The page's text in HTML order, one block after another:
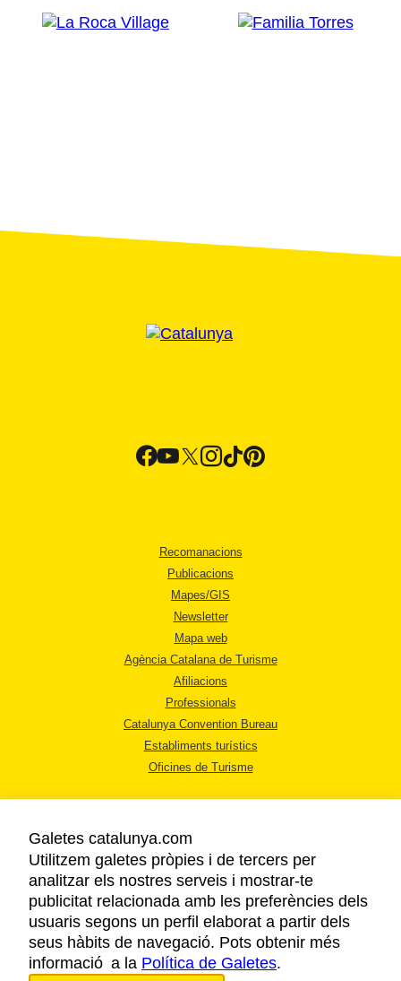
Recomanacions
Publicacions
Mapes/GIS
Newsletter
Mapa web
Agència Catalana de Turisme
Afiliacions
Professionals
Catalunya Convention Bureau
Establiments turístics
Oficines de Turisme
AVÍS LEGAL
POLÍTICA DE PRIVACITAT
COOKIES
ACCESSIBILITAT
Galetes catalunya.com
Utilitzem galetes pròpies i de tercers per
analitzar els nostres serveis i mostrar-te
publicitat relacionada amb les preferències dels
usuaris segons un perfil elaborat a partir dels
seus hàbits de navegació. Pots obtenir més
informació a la Política de Galetes.